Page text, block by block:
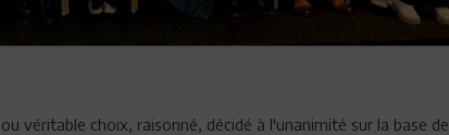
véritable choix, raisonné, décidé à l'unanimité sur la base de